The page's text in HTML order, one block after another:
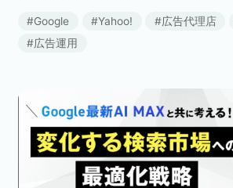
うな状況で頭をよぎるのが「広告代理店
Google Yahoo! 広告代理店
広告運用